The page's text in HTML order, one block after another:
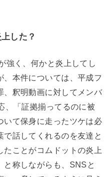
した？
強く、何かと炎上してし
、本件については、平成フ
、釈明動画に対してメンバ
、「証拠揃ってるのに被
いて保身に走ったツケは必
話してくれるのを友達と
たことがコムドットの炎上
と称しながらも、SNSと